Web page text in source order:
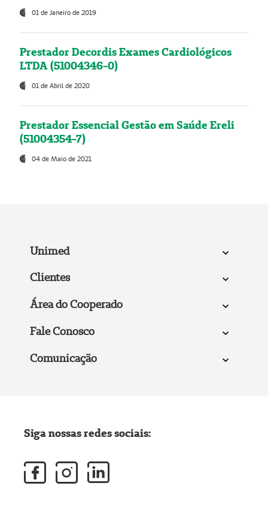
01 de Janeiro de 2019
Prestador Decordis Exames Cardiológicos
LTDA (51004346-0)
01 de Abril de 2020
Prestador Essencial Gestão em Saúde Ereli
(51004354-7)
04 de Maio de 2021
Unimed
Clientes
Área do Cooperado
Fale Conosco
Comunicação
Siga nossas redes sociais: